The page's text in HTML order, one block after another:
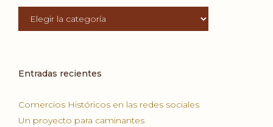
Entradas recientes
Comercios Históricos en las redes sociales
Un proyecto para caminantes